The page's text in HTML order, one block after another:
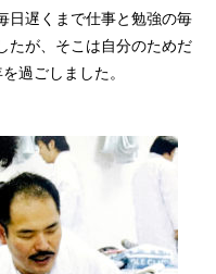
日遅くまで仕事と勉強の毎
たが、そこは自分のためだ
過ごしました。